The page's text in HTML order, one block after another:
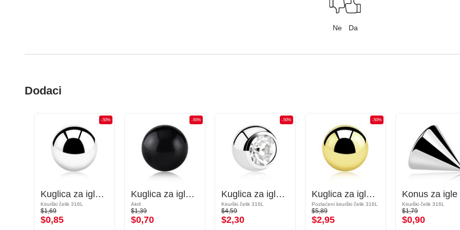
Ne Da
Dodaci
-50%
Kuglica za igle s navojem (kirurški čelik, srebrna, sjajna završna obrada)
Kirurški čelik 316L
$1,69
$0,85
-50%
Kuglica za igle s navojem (akril, razne boje)
Akril
$1,39
$0,70
-50%
Kuglica za igle s navojem (kirurški čelik, srebrna, sjajna završna obrada) s kristalnim kamenom
Kirurški čelik 316L
$4,59
$2,30
-50%
Kuglica za igle s navojem (kirurški čelik, zlatna, sjajna završna obrada)
Pozlaćeni kirurški čelik 316L
$5,89
$2,95
Kirurški čelik 316L
$1,79
$0,90